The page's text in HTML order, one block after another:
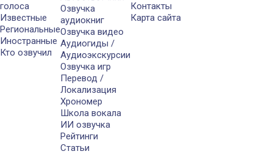
голоса
Известные
Региональные
Иностранные
Кто озвучил
Озвучка
аудиокниг
Озвучка видео
Аудиогиды /
Аудиоэкскурсии
Озвучка игр
Перевод /
Локализация
Хрономер
Школа вокала
ИИ озвучка
Рейтинги
Статьи
Контакты
Карта сайта